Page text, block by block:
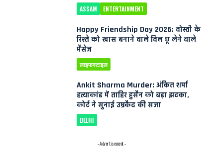
ASSAM ENTERTAINMENT
Happy Friendship Day 2026: दोस्ती के
रिश्ते को खास बनाने वाले दिल छू लेने वाले
मैसेज
लाइफस्टाइल
Ankit Sharma Murder: अंकित शर्मा
हत्याकांड में ताहिर हुसैन को बड़ा झटका,
कोर्ट ने सुनाई उम्रकैद की सजा
DELHI
- Advertisement -